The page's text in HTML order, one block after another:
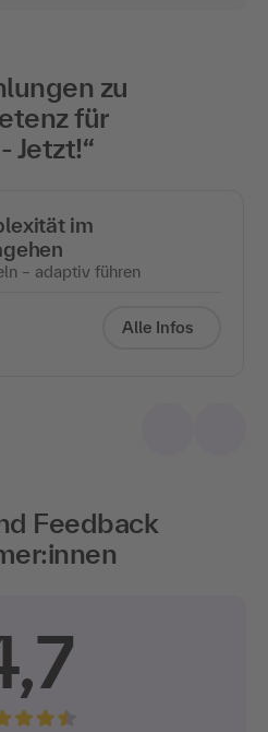
zu
für
Jetzt!“
im
– adaptiv führen
Alle Infos
Feedback